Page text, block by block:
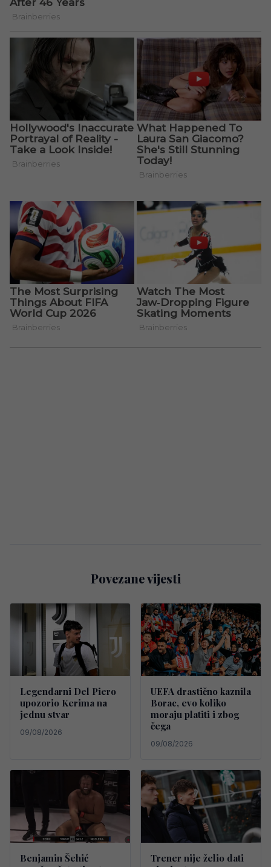
Povezane vijesti
Legendarni Del Piero
upozorio Kerima na
jednu stvar
09/08/2026
UEFA drastično kaznila
Borac, evo koliko
moraju platiti i zbog
čega
09/08/2026
Benjamin Šehić
Trener nije želio dati